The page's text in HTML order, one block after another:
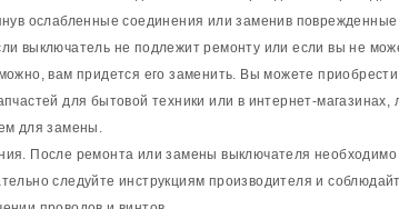
ослабленные соединения или заменив
выключатель не подлежит ремонту или если вы не
вам придется его заменить. Вы можете
для бытовой техники или в интернет-магазинах,
для замены.
После ремонта или замены выключателя необходимо
следуйте инструкциям производителя и